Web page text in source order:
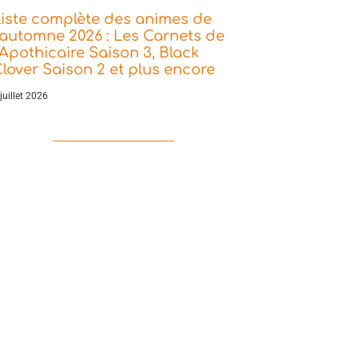
complète des animes de
2026 : Les Carnets de
Saison 3, Black
Saison 2 et plus encore
2026